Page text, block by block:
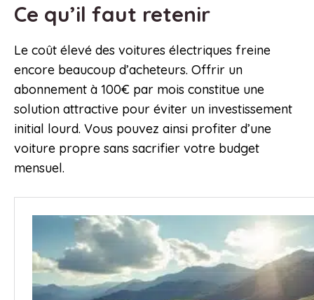
Ce qu’il faut retenir
Le coût élevé des voitures électriques freine
encore beaucoup d’acheteurs. Offrir un
abonnement à 100€ par mois constitue une
solution attractive pour éviter un investissement
initial lourd. Vous pouvez ainsi profiter d’une
voiture propre sans sacrifier votre budget
mensuel.